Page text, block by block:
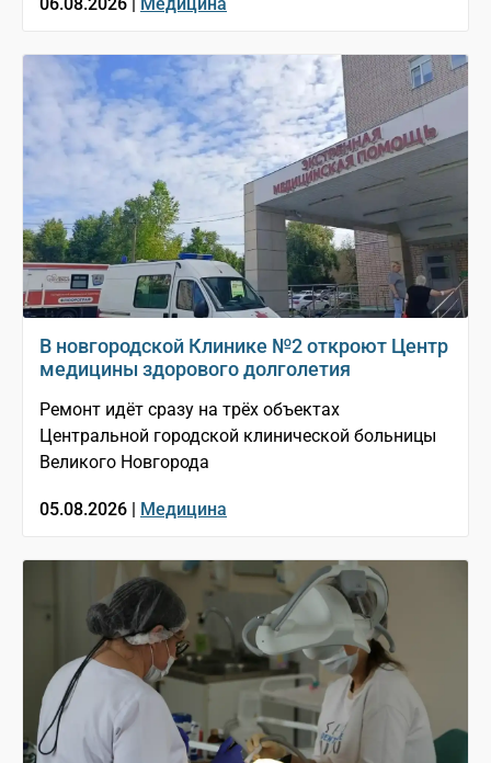
06.08.2026 | Медицина
В новгородской Клинике №2 откроют Центр
медицины здорового долголетия
Ремонт идёт сразу на трёх объектах
Центральной городской клинической больницы
Великого Новгорода
05.08.2026 | Медицина